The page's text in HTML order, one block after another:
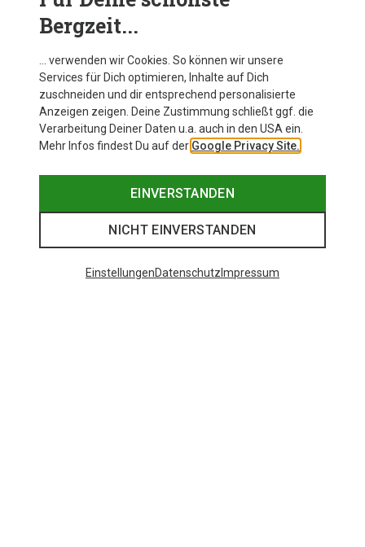
Du sparst 27%Bergzeit...
… verwenden wir Cookies. So können wir unsere
Services für Dich optimieren, Inhalte auf Dich
zuschneiden und dir entsprechend personalisierte
Anzeigen zeigen. Deine Zustimmung schließt ggf. die
Verarbeitung Deiner Daten u.a. auch in den USA ein.
Mehr Infos findest Du auf der Google Privacy Site.
EINVERSTANDEN
NICHT EINVERSTANDEN
EinstellungenDatenschutz Impressum